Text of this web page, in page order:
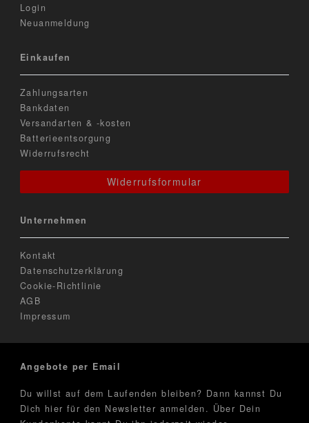
Login
Neuanmeldung
Einkaufen
Zahlungsarten
Bankdaten
Versandarten & -kosten
Batterieentsorgung
Widerrufsrecht
Widerrufsformular
Unternehmen
Kontakt
Datenschutzerklärung
Cookie-Richtlinie
AGB
Impressum
Angebote per Email
Du willst auf dem Laufenden bleiben? Dann kannst Du
Dich hier für den Newsletter anmelden. Über Dein